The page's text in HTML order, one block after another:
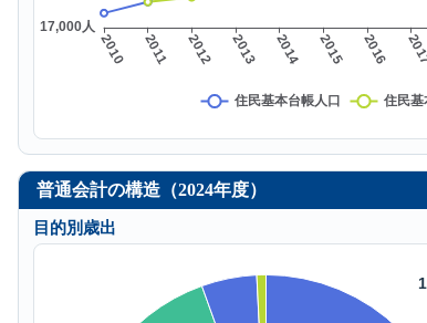
普通会計の構造（2024年度）
目的別歳出